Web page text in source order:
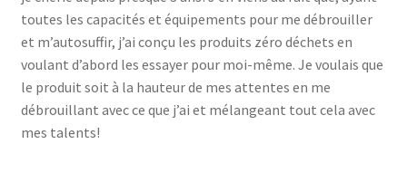
toutes les capacités et équipements pour me débrouiller
et m’autosuffir, j’ai conçu les produits zéro déchets en
voulant d’abord les essayer pour moi-même. Je voulais que
le produit soit à la hauteur de mes attentes en me
débrouillant avec ce que j’ai et mélangeant tout cela avec
mes talents!